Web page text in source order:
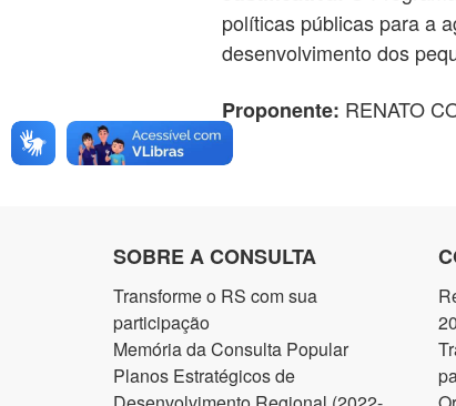
políticas públicas para a
desenvolvimento dos
Proponente: RENATO
SOBRE A CONSULTA
Transforme o RS com sua
participação
Memória da Consulta Popular
Planos Estratégicos de